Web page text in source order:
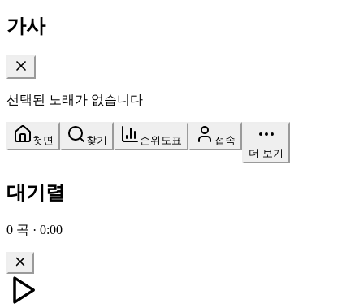
가사
선택된 노래가 없습니다
첫면 찾기 순위도표
접속
더 보기
대기렬
0 곡 · 0:00